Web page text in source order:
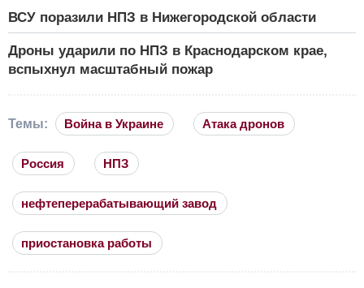
ВСУ поразили НПЗ в Нижегородской области
Дроны ударили по НПЗ в Краснодарском крае,
вспыхнул масштабный пожар
Темы: Война в Украине Атака дронов
Россия НПЗ
нефтеперерабатывающий завод
приостановка работы